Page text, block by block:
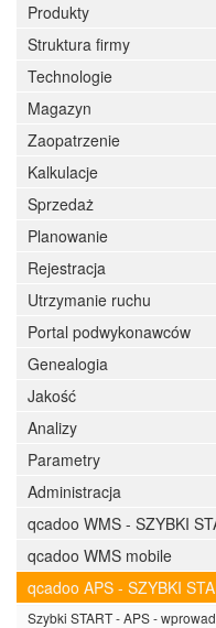
Produkty
Struktura firmy
Technologie
Magazyn
Zaopatrzenie
Kalkulacje
Sprzedaż
Planowanie
Rejestracja
Utrzymanie ruchu
Portal podwykonawców
Genealogia
Jakość
Analizy
Parametry
Administracja
qcadoo WMS - SZYBKI
qcadoo WMS mobile
qcadoo APS - SZYBKI
Szybki START - APS -